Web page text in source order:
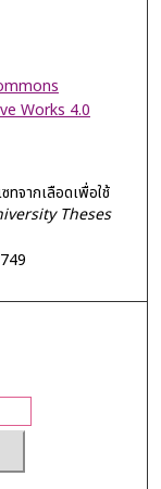
Works 4.0
จากเลือดเพื่อใช้
Theses